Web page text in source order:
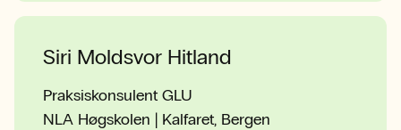
Siri Moldsvor Hitland
Praksiskonsulent GLU
NLA Høgskolen | Kalfaret, Bergen